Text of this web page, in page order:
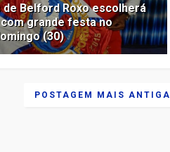
de Belford Roxo escolherá
com grande festa no
(30)
POSTAGEM MAIS ANTIGA